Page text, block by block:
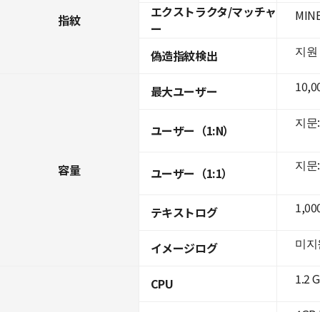
指紋
エクストラクタ/マッチャ
ー
偽造指紋検出
容量
最大ユーザー
ユーザー（1:N）
ユーザー（1:1）
テキストログ
イメージログ
CPU
지
지
지
미
1.2